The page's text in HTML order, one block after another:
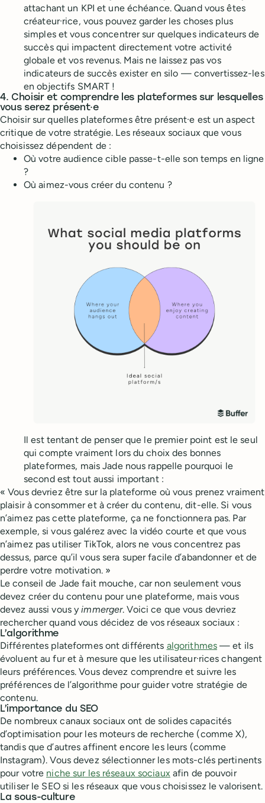
attachant un KPI et une échéance. Quand vous êtes
créateur·rice, vous pouvez garder les choses plus
simples et vous concentrer sur quelques indicateurs de
succès qui impactent directement votre activité
globale et vos revenus. Mais ne laissez pas vos
indicateurs de succès exister en silo — convertissez-les
en objectifs SMART !
4. Choisir et comprendre les plateformes sur lesquelles
vous serez présent·e
Choisir sur quelles plateformes être présent·e est un aspect
critique de votre stratégie. Les réseaux sociaux que vous
choisissez dépendent de :
Où votre audience cible passe-t-elle son temps en ligne
?
Où aimez-vous créer du contenu ?
Il est tentant de penser que le premier point est le seul
qui compte vraiment lors du choix des bonnes
plateformes, mais Jade nous rappelle pourquoi le
second est tout aussi important :
« Vous devriez être sur la plateforme où vous prenez vraiment
plaisir à consommer et à créer du contenu, dit-elle. Si vous
n’aimez pas cette plateforme, ça ne fonctionnera pas. Par
exemple, si vous galérez avec la vidéo courte et que vous
n’aimez pas utiliser TikTok, alors ne vous concentrez pas
dessus, parce qu’il vous sera super facile d’abandonner et de
perdre votre motivation. »
Le conseil de Jade fait mouche, car non seulement vous
devez créer du contenu pour une plateforme, mais vous
devez aussi vous yimmerger. Voici ce que vous devriez
rechercher quand vous décidez de vos réseaux sociaux :
L’algorithme
Différentes plateformes ont différents algorithmes — et ils
évoluent au fur et à mesure que les utilisateur·rices changent
leurs préférences. Vous devez comprendre et suivre les
préférences de l’algorithme pour guider votre stratégie de
contenu.
L’importance du SEO
De nombreux canaux sociaux ont de solides capacités
d’optimisation pour les moteurs de recherche (comme X),
tandis que d’autres affinent encore les leurs (comme
Instagram). Vous devez sélectionner les mots-clés pertinents
pour votre niche sur les réseaux sociauxafin de pouvoir
utiliser le SEO si les réseaux que vous choisissez le valorisent.
La sous-culture